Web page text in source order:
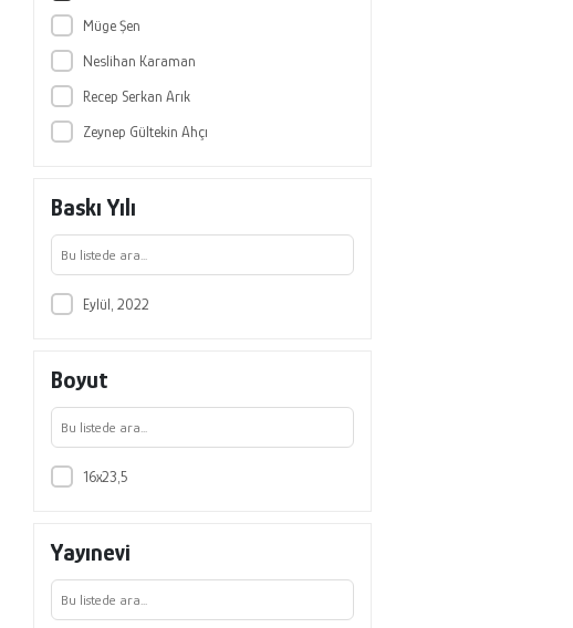
Müge Şen
Neslihan Karaman
Recep Serkan Arık
Zeynep Gültekin Ahçı
Baskı Yılı
Eylül, 2022
Boyut
16x23,5
Yayınevi